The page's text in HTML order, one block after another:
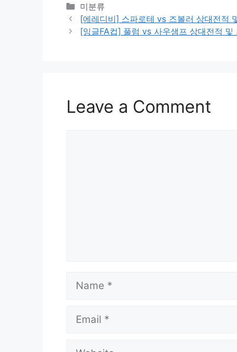
Categories
미분류
[에레디비] 스파로테 vs 즈볼러 상대전적
[잉글FA컵] 풀럼 vs 사우샘프 상대전적 및
Leave a Comment
Name
Email
Website